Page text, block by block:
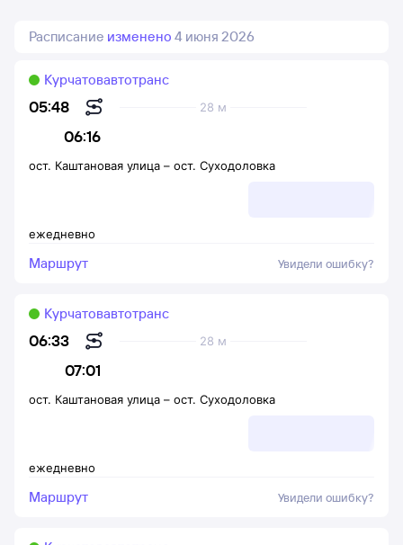
Расписание изменено 4 июня 2026
05:48
06:16
28 м
Курчатовавтотранс
ежедневно
ост. Каштановая улица – ост. Суходоловка
Маршрут Увидели ошибку?
06:33
07:01
28 м
Курчатовавтотранс
ежедневно
ост. Каштановая улица – ост. Суходоловка
Маршрут Увидели ошибку?